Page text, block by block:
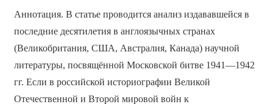
Аннотация. В статье проводится анализ издававшейся в
последние десятилетия в англоязычных странах
(Великобритания, США, Австралия, Канада) научной
литературы, посвящённой Московской битве 1941—1942
гг. Если в российской историографии Великой
Отечественной и Второй мировой войн к